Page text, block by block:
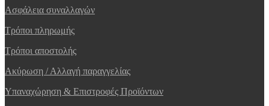
Ασφάλεια συναλλαγών
Τρόποι πληρωμής
Τρόποι αποστολής
Ακύρωση / Αλλαγή παραγγελίας
Υπαναχώρηση & Επιστροφές Προϊόντων